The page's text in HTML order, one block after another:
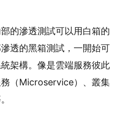
的滲透測試可以用白箱的
透的黑箱測試，一開始可
架構。像是雲端服務彼此
（Microservice）、叢集